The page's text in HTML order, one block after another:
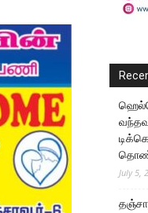
July 5,